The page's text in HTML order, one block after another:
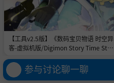
【工具v2.5版】《数码宝贝物语 时空异
客-虚拟机版/Digimon Story Time Stra
官中免安装-简中31.1GB
参与讨论聊一聊